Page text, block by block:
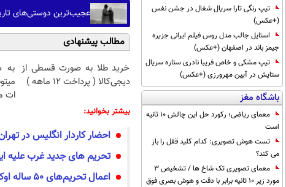
تیپ رنگی تارا سریال شغال در جشن نفس
(+عکس)
استایل جالب مدل روس فیلم ایرانی جزیره
جیمز باند در اصفهان (+عکس)
تیپ مشکی و خاص فریبا نادری ستاره سریال
ستایش در آیین مهرورزی (+عکس)
باشگاه مغز
معمای ریاضی؛ رکورد حل این چالش 10 ثانیه
است
تست هوش تصویری: کدام کلید قفل را باز
می کند؟
معمای تصویری تک شاخ ها / تشخیص 3
مورد زیر 10 ثانیه برابر با دقت و هوش بصری فوق
عجیب‌ترین دوستی‌های
مطالب پیشنهادی
خرید طلا به صورت قسطی از
دیجی‌کالا ( پرداخت 12 ماهه )
به
ات
بیشتر بخوانید:
احضار کاردار انگلیس در
تحریم‌ های جدید غرب علیه
اعمال تحریم‌هاى ۵٠ ساله اوکراین علیه ایران